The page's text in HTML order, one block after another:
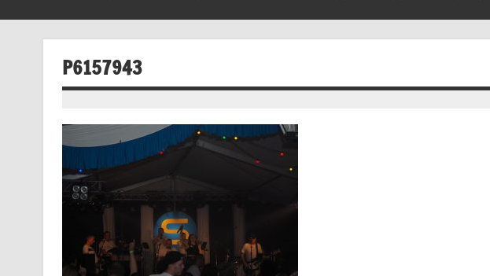
P6157943